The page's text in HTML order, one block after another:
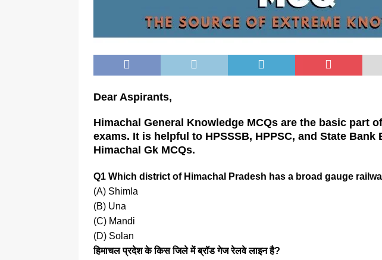
Dear Aspirants,
Himachal General Knowledge MCQs are the basic part
exams. It is helpful to HPSSSB, HPPSC, and State Bank
Himachal Gk MCQs.
Q1 Which district of Himachal Pradesh has a broad gauge
(A) Shimla
(B) Una
(C) Mandi
(D) Solan
हिमाचल प्रदेश के किस जिले में ब्रॉड गेज रेलवे लाइन है?